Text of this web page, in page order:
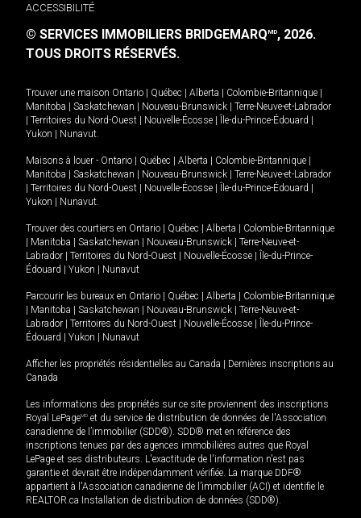
ACCESSIBILITÉ
© SERVICES IMMOBILIERS BRIDGEMARQMD, 2026.
TOUS DROITS RÉSERVÉS.
Trouver une maison Ontario Québec Alberta Colombie-Britannique
Manitoba
Saskatchewan Nouveau-Brunswick
Terre-Neuve-et-Labrador
Territoires du Nord-Ouest Nouvelle-Écosse Île-du-Prince-Édouard
Yukon
Nunavut.
Maisons à louer - Ontario Québec Alberta Colombie-Britannique
Manitoba
Saskatchewan Nouveau-Brunswick
Terre-Neuve-et-Labrador
Territoires du Nord-Ouest Nouvelle-Écosse Île-du-Prince-Édouard
Yukon
Nunavut.
Trouver des courtiers en Ontario Québec Alberta
Colombie-Britannique
Manitoba Saskatchewan Nouveau-Brunswick
Terre-Neuve-et-
Labrador
Territoires du Nord-Ouest Nouvelle-Écosse
Île-du-Prince-
Édouard
Yukon Nunavut
Parcourir les bureaux en Ontario Québec Alberta
Colombie-Britannique
Manitoba Saskatchewan Nouveau-Brunswick
Terre-Neuve-et-
Labrador
Territoires du Nord-Ouest Nouvelle-Écosse
Île-du-Prince-
Édouard
Yukon Nunavut
Afficher les propriétés résidentielles au Canada
Dernières inscriptions au
Canada
Les informations des propriétés sur ce site proviennent des inscriptions
Royal LePageMD et du service de distribution de données de l'Association
canadienne de l’immobilier (SDD®). SDD® met en référence des
inscriptions tenues par des agences immobilières autres que Royal
LePage et ses distributeurs. L'exactitude de l'information n'est pas
garantie et devrait être indépendamment vérifiée. La marque DDF®
appartient à l'Association canadienne de l’immobilier (ACI) et identifie le
REALTOR.ca Installation de distribution de données (SDD®).